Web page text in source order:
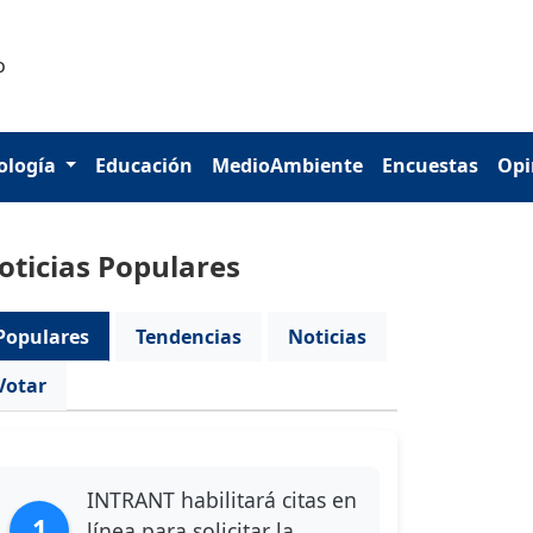
Educación MedioAmbiente Encuestas
Populares
Tendencias
Noticias
INTRANT habilitará citas en